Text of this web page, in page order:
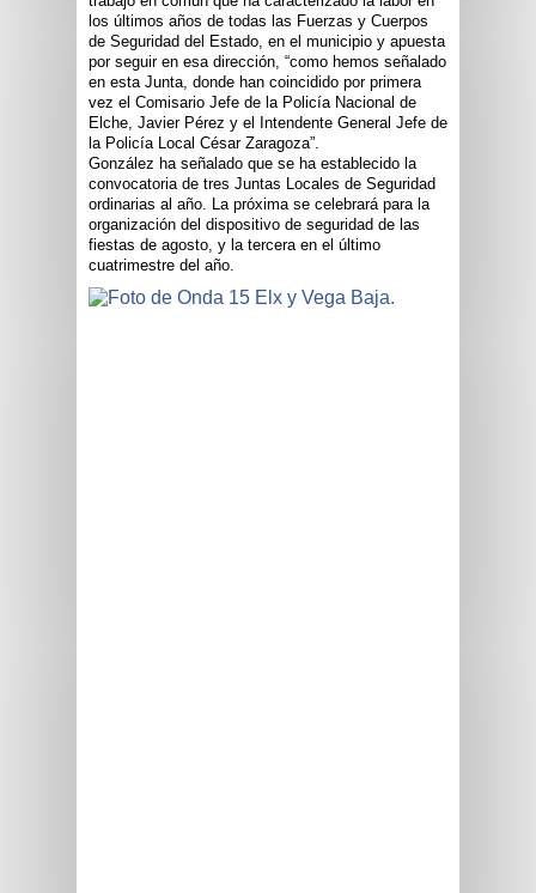
los últimos años de todas las Fuerzas y Cuerpos
de Seguridad del Estado, en el municipio y apuesta
por seguir en esa dirección, “como hemos señalado
en esta Junta, donde han coincidido por primera
vez el Comisario Jefe de la Policía Nacional de
Elche, Javier Pérez y el Intendente General Jefe de
la Policía Local César Zaragoza”.
González ha señalado que se ha establecido la
convocatoria de tres Juntas Locales de Seguridad
ordinarias al año. La próxima se celebrará para la
organización del dispositivo de seguridad de las
fiestas de agosto, y la tercera en el último
cuatrimestre del año.